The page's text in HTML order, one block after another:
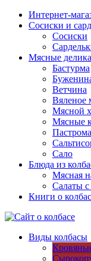
Интернет-
Сосиски и
Сосиски
Мясные
Бастурма
Ветчина
Вяленое
Мясной
Мясные
Пастрома
Сало
Блюда из
Мясная
Салаты с
Книги о
Виды колбасы